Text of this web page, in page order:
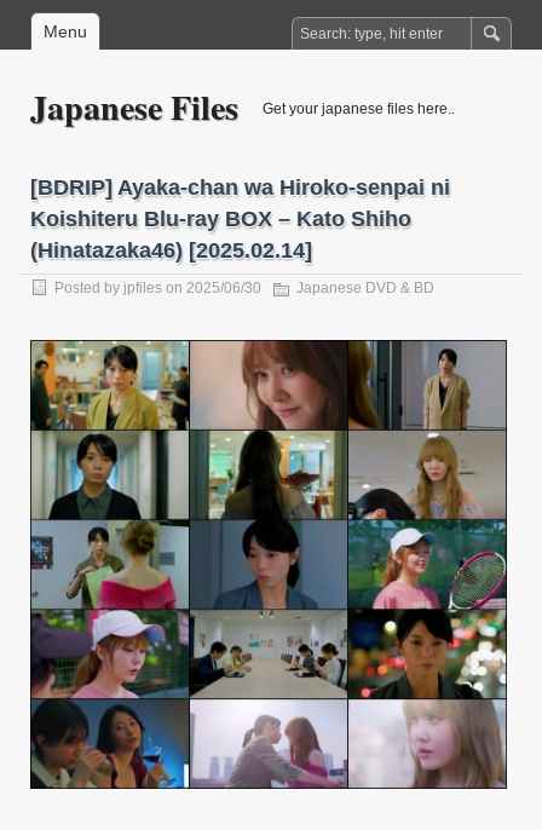
Menu
Japanese Files Get your japanese files here..
[BDRIP] Ayaka-chan wa Hiroko-senpai ni
Koishiteru Blu-ray BOX – Kato Shiho
(Hinatazaka46) [2025.02.14]
Posted by jpfiles on 2025/06/30 Japanese DVD & BD